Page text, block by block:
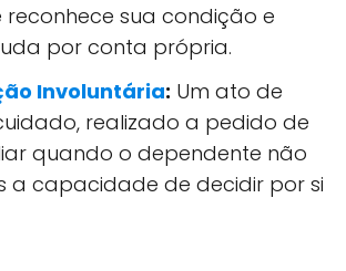
reconhece sua condição e
por conta própria.
Involuntária: Um ato de
realizado a pedido de
quando o dependente não
a capacidade de decidir por si